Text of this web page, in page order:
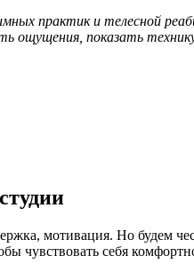
практик и телесной
показать
мотивация. Но будем
чувствовать себя